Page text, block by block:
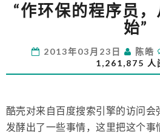
环
保
的
程
序
员，
不
用
百
“作环保的程序员
始”
2013年03月23日 陈皓
1,261,875 人
酷壳对来自百度搜索引擎的访问会
发酵出了一些事情，这里把这个事